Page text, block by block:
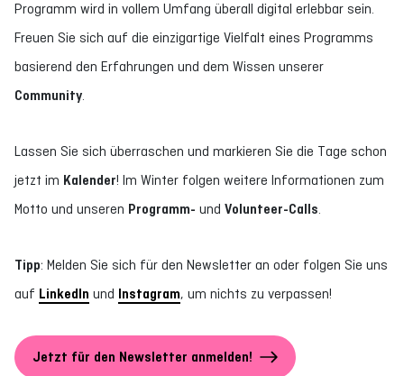
Programm wird in vollem Umfang überall digital erlebbar sein.
Freuen Sie sich auf die einzigartige Vielfalt eines Programms
basierend den Erfahrungen und dem Wissen unserer
Community
Lassen Sie sich überraschen und markieren Sie die Tage schon
jetzt im Kalender! Im Winter folgen weitere Informationen zum
Motto und unseren Programm- und Volunteer-Calls
Tipp: Melden Sie sich für den Newsletter an oder folgen Sie uns
auf LinkedIn und Instagram, um nichts zu verpassen!
Jetzt für den Newsletter anmelden!